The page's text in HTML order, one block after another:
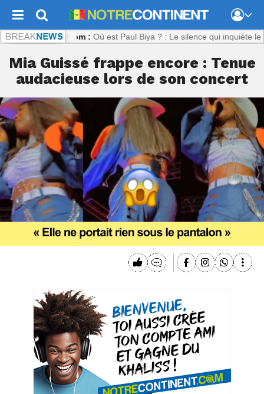
: Où est Paul Biya ? : Le silence qui inquiète le
Mia Guissé frappe encore : Tenue
audacieuse lors de son concert